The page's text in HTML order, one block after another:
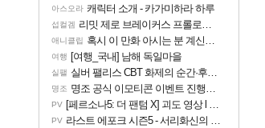
아스오라 캐릭터 소개 - 카가미하라 하루
섭컬겜 리밋 제로 브레이커스 프롤로그 테스트 후기 영상 업로드
애니클립 혹시 이 만화 아시는 분 계신가요
여행 [여행_국내] 남해 독일마을
실팰 실버 팰리스 CBT 화제의 순간·후기 모음
명조 명조 공식 이모티콘 이벤트 진행해봤습니다! 참여부터 추첨까지????
PV [페르소나5: 더 팬텀 X] 괴도 영상 l 타카마키 안·댄싱 스타
PV 라스트 에포크 시즌5 - 서리화신의 분노 티저